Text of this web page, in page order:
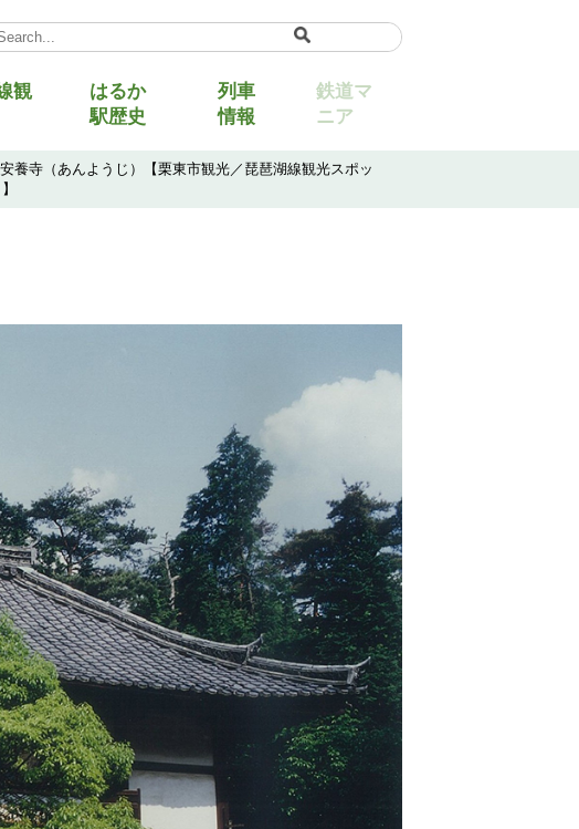
Language ▼
観
はるか
駅歴史
列車
情報
鉄道マ
ニア
養寺（あんようじ）【栗東市観光／琵琶湖線観光スポッ